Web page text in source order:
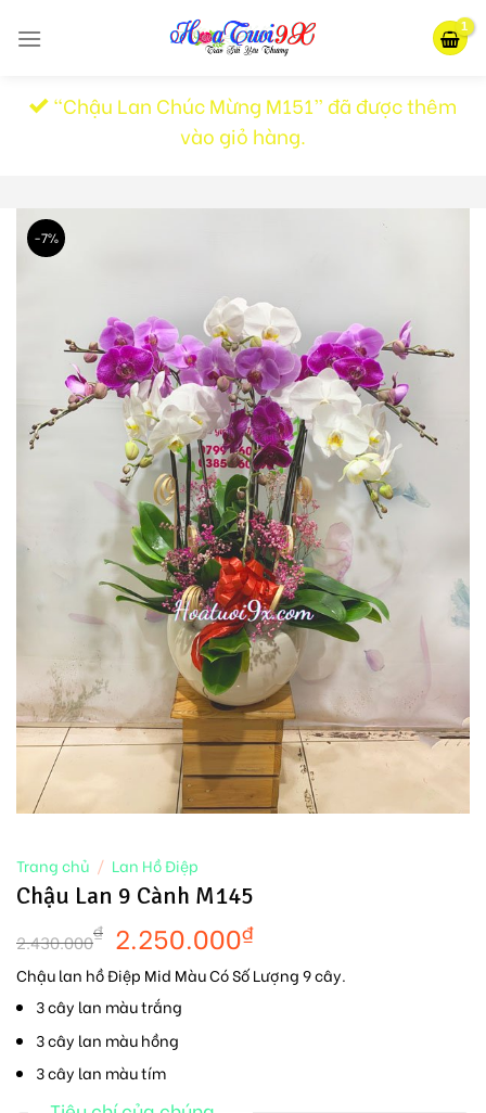
“Chậu Lan Chúc Mừng M151” đã được thêm
vào giỏ hàng.
-7%
Trang chủ / Lan Hồ Điệp
Chậu Lan 9 Cành M145
2.430.000₫ 2.250.000₫
Chậu lan hồ Điệp Mid Màu Có Số Lượng 9 cây.
3 cây lan màu trắng
3 cây lan màu hồng
3 cây lan màu tím